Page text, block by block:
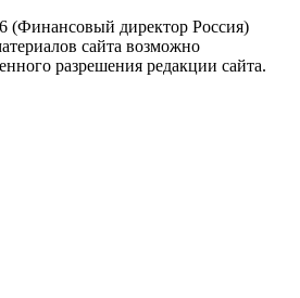
(Финансовый директор Россия)
сайта возможно
разрешения редакции сайта.